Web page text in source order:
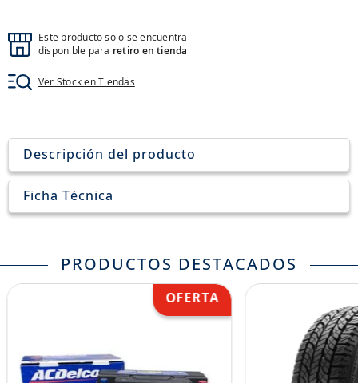
Este producto solo se encuentra
disponible para retiro en tienda
Ver Stock en Tiendas
Descripción del producto
Ficha Técnica
PRODUCTOS DESTACADOS
9.
aceite